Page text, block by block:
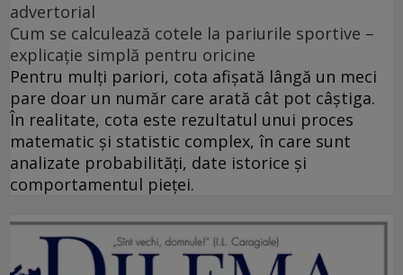
advertorial
Cum se calculează cotele la pariurile sportive –
explicație simplă pentru oricine
Pentru mulți pariori, cota afișată lângă un meci
pare doar un număr care arată cât pot câștiga.
În realitate, cota este rezultatul unui proces
matematic și statistic complex, în care sunt
analizate probabilități, date istorice și
comportamentul pieței.